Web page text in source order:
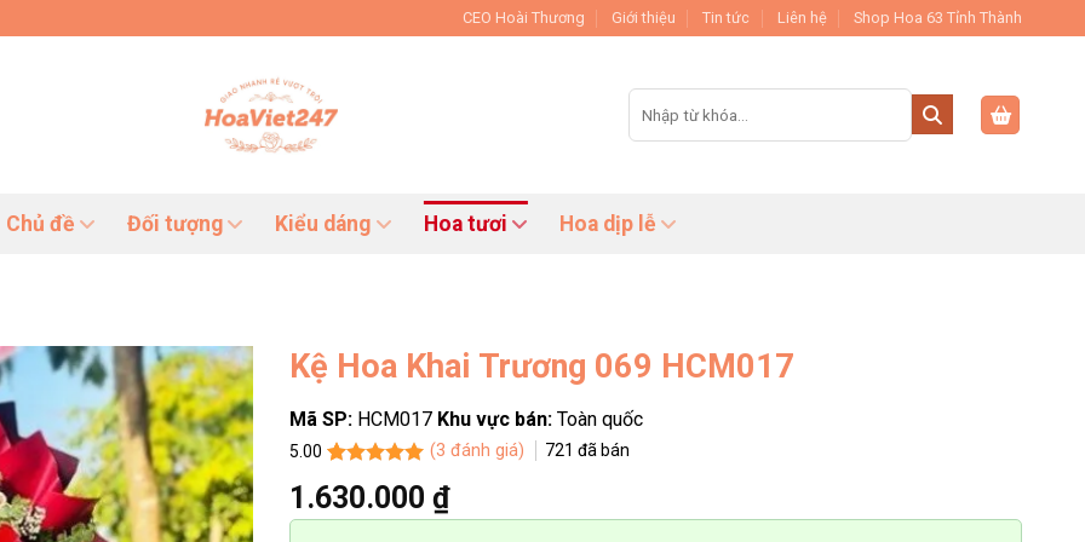
CEO Hoài Thương Giới thiệu Tin tức Liên hệ Shop Hoa 63 Tỉnh Thành
Tìm
kiếm:
Chủ đề Đối tượng Kiểu dáng Hoa tươi Hoa dịp lễ
Kệ Hoa Khai Trương 069 HCM017
Mã SP: HCM017 Khu vực bán: Toàn quốc
5.00
dựa trên
đánh giá
(3 đánh giá) 721 đã bán
1.630.000 ₫